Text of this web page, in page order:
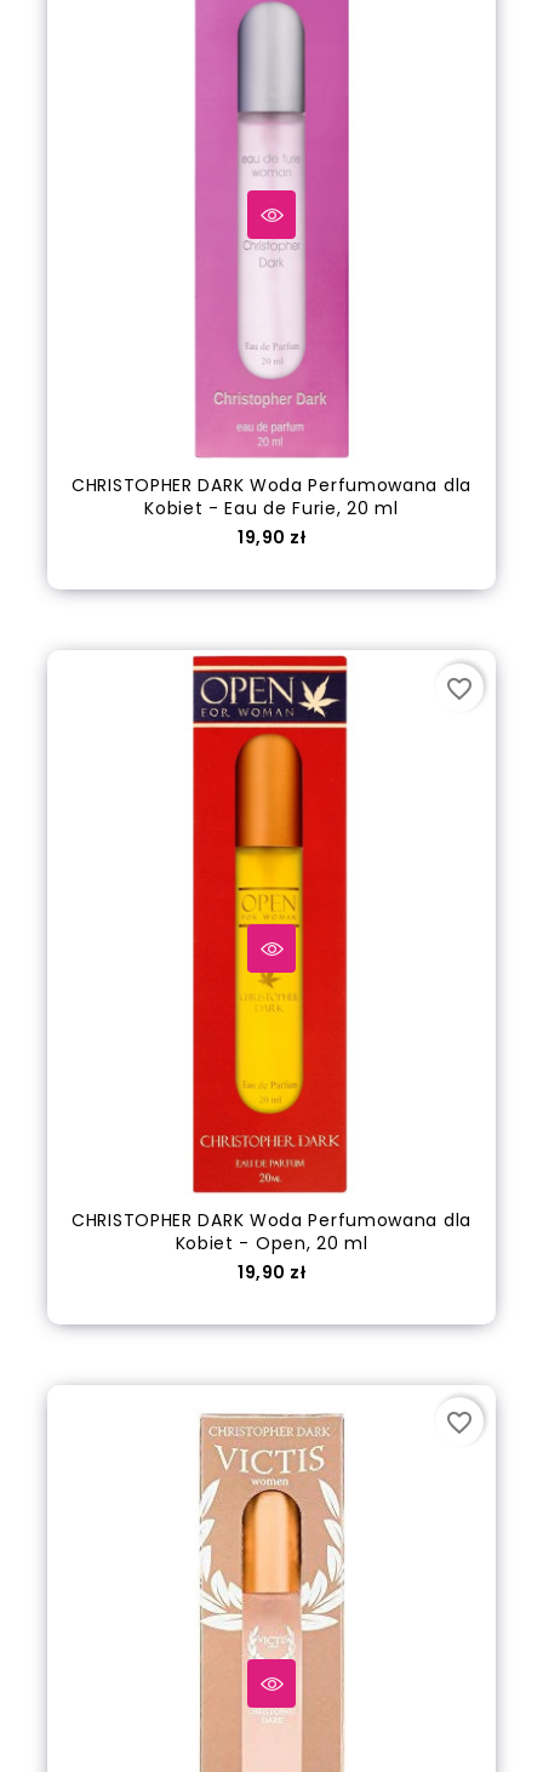
CHRISTOPHER DARK Woda Perfumowana dla
Kobiet - Eau de Furie, 20 ml
Cena
19,90 zł
CHRISTOPHER DARK Woda Perfumowana dla
Kobiet - Open, 20 ml
Cena
19,90 zł
favorite_border
favorite_border